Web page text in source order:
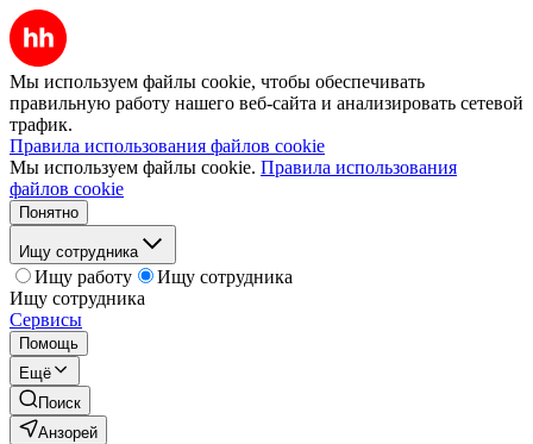
Мы используем файлы cookie, чтобы обеспечивать
правильную работу нашего веб-сайта и анализировать сетевой
трафик.
Правила использования файлов cookie
Мы используем файлы cookie. Правила использования
файлов cookie
Понятно
Ищу сотрудника
Ищу работу
Ищу сотрудника
Ищу сотрудника
Сервисы
Помощь
Ещё
Поиск
Анзорей